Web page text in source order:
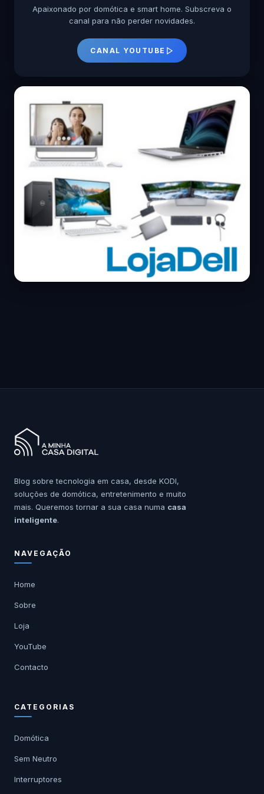
Apaixonado por domótica e smart home. Subscreva o
canal para não perder novidades.
CANAL YOUTUBE
Blog sobre tecnologia em casa, desde KODI,
soluções de domótica, entretenimento e muito
mais. Queremos tornar a sua casa numa casa
inteligente.
NAVEGAÇÃO
Home
Sobre
Loja
YouTube
Contacto
CATEGORIAS
Domótica
Sem Neutro
Interruptores